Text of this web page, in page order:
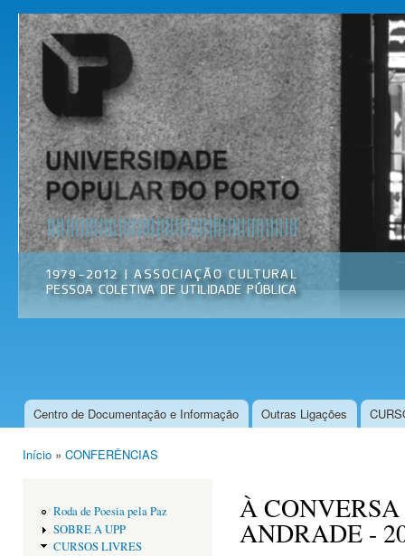
Universidade
Popular do
Porto
Associação
Cultural
Menu principal
Centro de Documentação e Informação Outras Ligações
Início » CONFERÊNCIAS
Roda de Poesia pela Paz
SOBRE A UPP
CURSOS LIVRES
À
ANDRADE -